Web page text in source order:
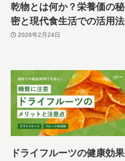
乾物とは何か？栄養価の秘
密と現代食生活での活用法
2026年2月24日
ドライフルーツの健康効果